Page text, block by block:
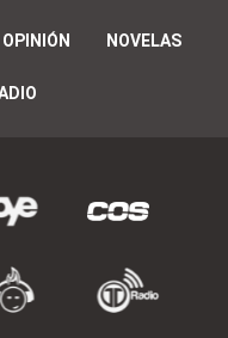
OPINIÓN NOVELAS